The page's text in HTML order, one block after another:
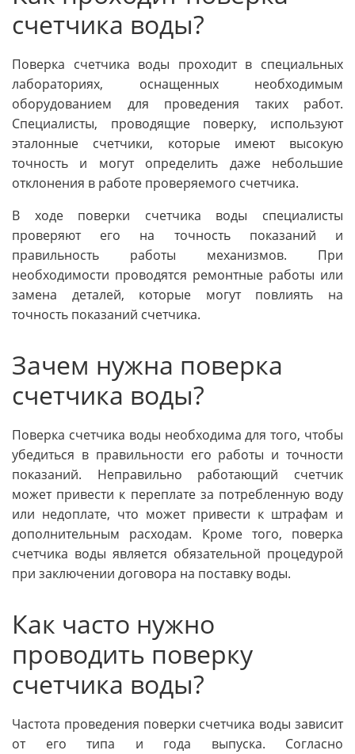
счетчика воды?
Поверка счетчика воды проходит в специальных
лабораториях, оснащенных необходимым
оборудованием для проведения таких работ.
Специалисты, проводящие поверку, используют
эталонные счетчики, которые имеют высокую
точность и могут определить даже небольшие
отклонения в работе проверяемого счетчика.
В ходе поверки счетчика воды специалисты
проверяют его на точность показаний и
правильность работы механизмов. При
необходимости проводятся ремонтные работы или
замена деталей, которые могут повлиять на
точность показаний счетчика.
Зачем нужна поверка
счетчика воды?
Поверка счетчика воды необходима для того, чтобы
убедиться в правильности его работы и точности
показаний. Неправильно работающий счетчик
может привести к переплате за потребленную воду
или недоплате, что может привести к штрафам и
дополнительным расходам. Кроме того, поверка
счетчика воды является обязательной процедурой
при заключении договора на поставку воды.
Как часто нужно
проводить поверку
счетчика воды?
Частота проведения поверки счетчика воды зависит
от его типа и года выпуска. Согласно